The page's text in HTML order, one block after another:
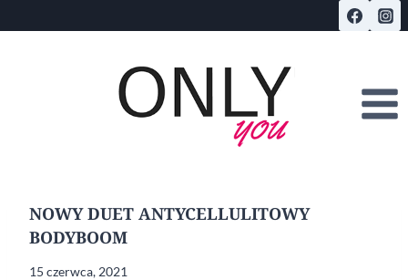
do
NOWY DUET ANTYCELLULITOWY
BODYBOOM
15 czerwca, 2021